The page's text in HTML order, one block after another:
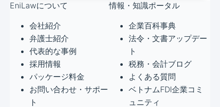
EniLawについて
会社紹介
弁護士紹介
代表的な事例
採用情報
パッケージ料金
お問い合わせ・サポー
ト
情報・知識ポータル
企業百科事典
法令・文書アップデー
ト
税務・会計ブログ
よくある質問
ベトナムFDI企業コミ
ュニティ